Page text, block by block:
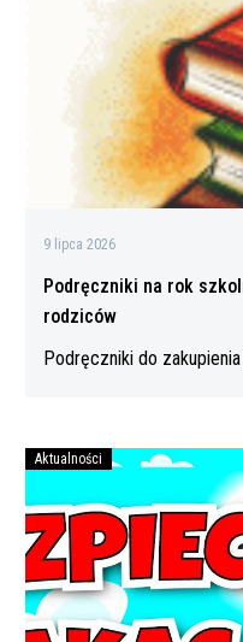
9 lipca 2026
Podręczniki na rok
rodziców
Podręczniki do
Aktualności